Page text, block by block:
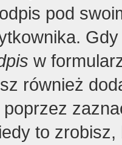
pod
w
również
to